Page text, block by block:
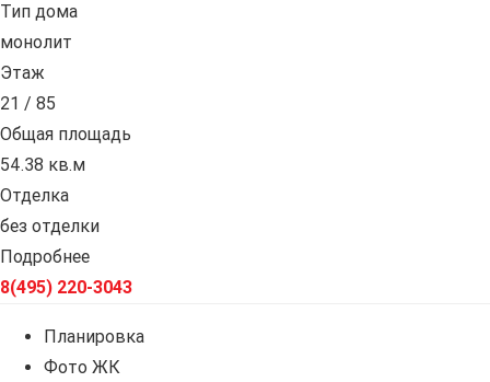
Тип дома
монолит
Этаж
21 / 85
Общая площадь
54.38 кв.м
Отделка
без отделки
Подробнее
8(495) 220-3043
Планировка
Фото ЖК